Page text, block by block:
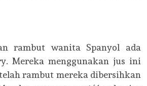
rambut wanita Spanyol ada
Mereka menggunakan jus ini
rambut mereka dibersihkan